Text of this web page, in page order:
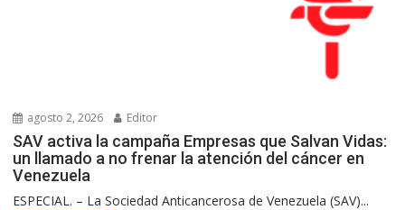
agosto 2, 2026 Editor
SAV activa la campaña Empresas que Salvan Vidas:
un llamado a no frenar la atención del cáncer en
Venezuela
ESPECIAL. – La Sociedad Anticancerosa de Venezuela (SAV)...